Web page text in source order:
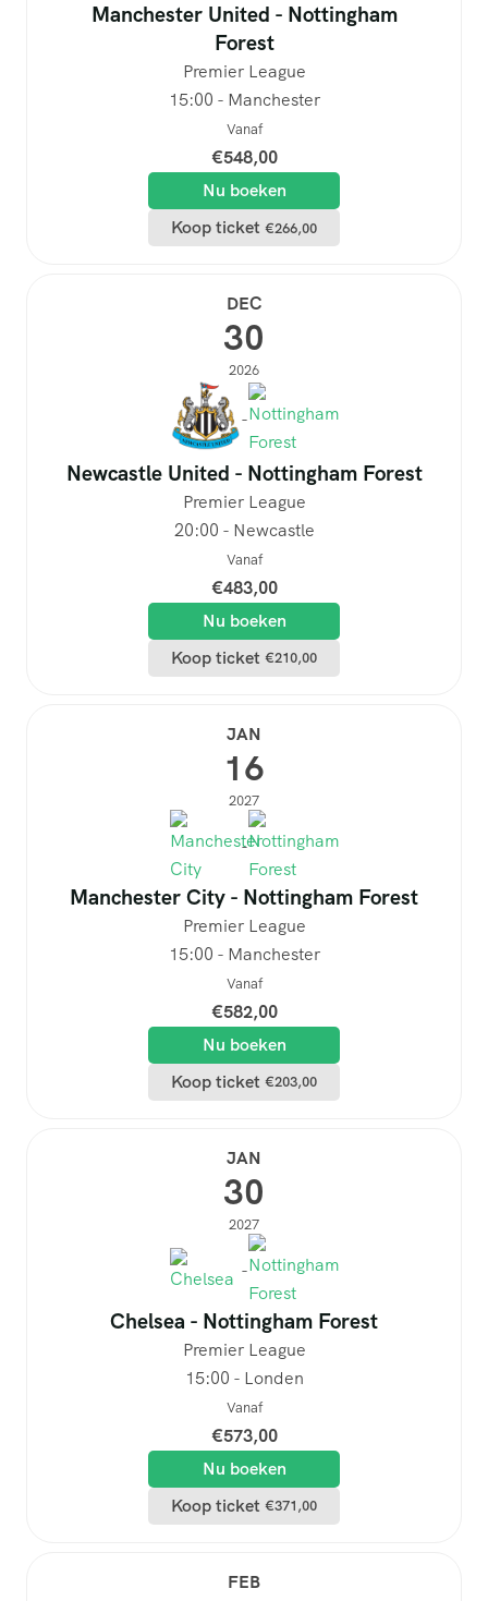
Manchester United - Nottingham
Forest
Premier League
15:00 - Manchester
Vanaf
€548,00
Nu boeken
Koop ticket €266,00
DEC
30
2026
-
Newcastle United - Nottingham Forest
Premier League
20:00 - Newcastle
Vanaf
€483,00
Nu boeken
Koop ticket €210,00
JAN
16
2027
-
Manchester City - Nottingham Forest
Premier League
15:00 - Manchester
Vanaf
€582,00
Nu boeken
Koop ticket €203,00
JAN
30
2027
-
Chelsea - Nottingham Forest
Premier League
15:00 - Londen
Vanaf
€573,00
Nu boeken
Koop ticket €371,00
FEB